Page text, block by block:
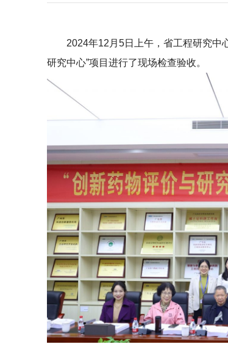
2024年12月5日上午，省工程研究中心
研究中心”项目进行了现场检查验收。